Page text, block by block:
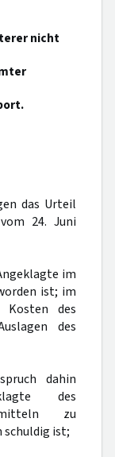
nicht
das Urteil
24. Juni
im
ist; im
des
des
dahin
des
zu
schuldig ist;